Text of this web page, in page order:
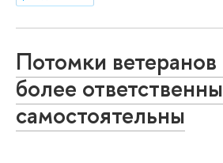
Потомки
более
самостоятельны